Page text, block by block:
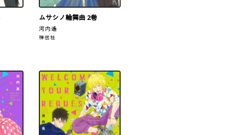
ムサシノ輪舞曲 2巻
河内遙
祥伝社